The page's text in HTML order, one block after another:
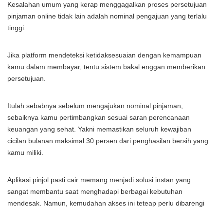
Kesalahan umum yang kerap menggagalkan proses persetujuan
pinjaman online tidak lain adalah nominal pengajuan yang terlalu
tinggi.
Jika platform mendeteksi ketidaksesuaian dengan kemampuan
kamu dalam membayar, tentu sistem bakal enggan memberikan
persetujuan.
Itulah sebabnya sebelum mengajukan nominal pinjaman,
sebaiknya kamu pertimbangkan sesuai saran perencanaan
keuangan yang sehat. Yakni memastikan seluruh kewajiban
cicilan bulanan maksimal 30 persen dari penghasilan bersih yang
kamu miliki.
Aplikasi pinjol pasti cair memang menjadi solusi instan yang
sangat membantu saat menghadapi berbagai kebutuhan
mendesak. Namun, kemudahan akses ini teteap perlu dibarengi